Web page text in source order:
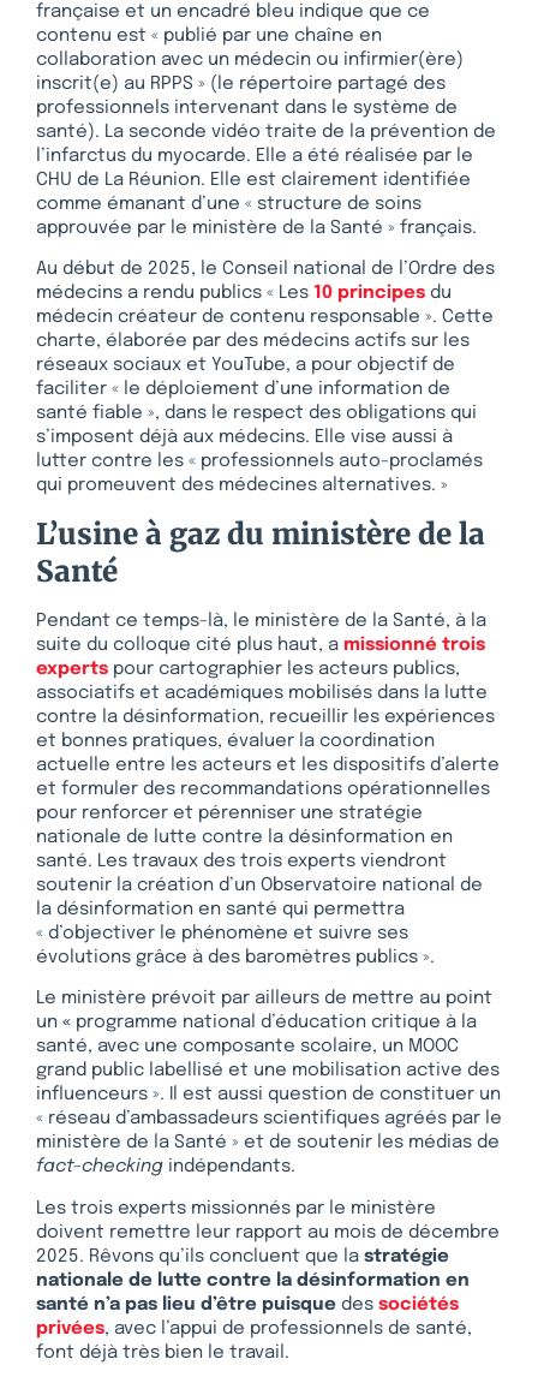
française et un encadré bleu indique que ce
contenu est « publié par une chaîne en
collaboration avec un médecin ou infirmier(ère)
inscrit(e) au RPPS » (le répertoire partagé des
professionnels intervenant dans le système de
santé). La seconde vidéo traite de la prévention de
l’infarctus du myocarde. Elle a été réalisée par le
CHU de La Réunion. Elle est clairement identifiée
comme émanant d’une « structure de soins
approuvée par le ministère de la Santé » français.
Au début de 2025, le Conseil national de l’Ordre des
médecins a rendu publics « Les 10 principes du
médecin créateur de contenu responsable ». Cette
charte, élaborée par des médecins actifs sur les
réseaux sociaux et YouTube, a pour objectif de
faciliter « le déploiement d’une information de
santé fiable », dans le respect des obligations qui
s’imposent déjà aux médecins. Elle vise aussi à
lutter contre les « professionnels auto-proclamés
qui promeuvent des médecines alternatives. »
L’usine à gaz du ministère de la
Santé
Pendant ce temps-là, le ministère de la Santé, à la
suite du colloque cité plus haut, a missionné trois
experts pour cartographier les acteurs publics,
associatifs et académiques mobilisés dans la lutte
contre la désinformation, recueillir les expériences
et bonnes pratiques, évaluer la coordination
actuelle entre les acteurs et les dispositifs d’alerte
et formuler des recommandations opérationnelles
pour renforcer et pérenniser une stratégie
nationale de lutte contre la désinformation en
santé. Les travaux des trois experts viendront
soutenir la création d’un Observatoire national de
la désinformation en santé qui permettra
« d’objectiver le phénomène et suivre ses
évolutions grâce à des baromètres publics ».
Le ministère prévoit par ailleurs de mettre au point
un « programme national d’éducation critique à la
santé, avec une composante scolaire, un MOOC
grand public labellisé et une mobilisation active des
influenceurs ». Il est aussi question de constituer un
« réseau d’ambassadeurs scientifiques agréés par le
ministère de la Santé » et de soutenir les médias de
fact-checking indépendants.
Les trois experts missionnés par le ministère
doivent remettre leur rapport au mois de décembre
2025. Rêvons qu’ils concluent que la stratégie
nationale de lutte contre la désinformation en
santé n’a pas lieu d’être puisque des sociétés
privées, avec l’appui de professionnels de santé,
font déjà très bien le travail.